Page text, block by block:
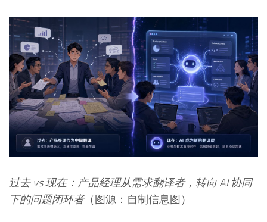
过去 vs 现在：产品经理从需求翻译者，转向 AI 协同
下的问题闭环者（图源：自制信息图）